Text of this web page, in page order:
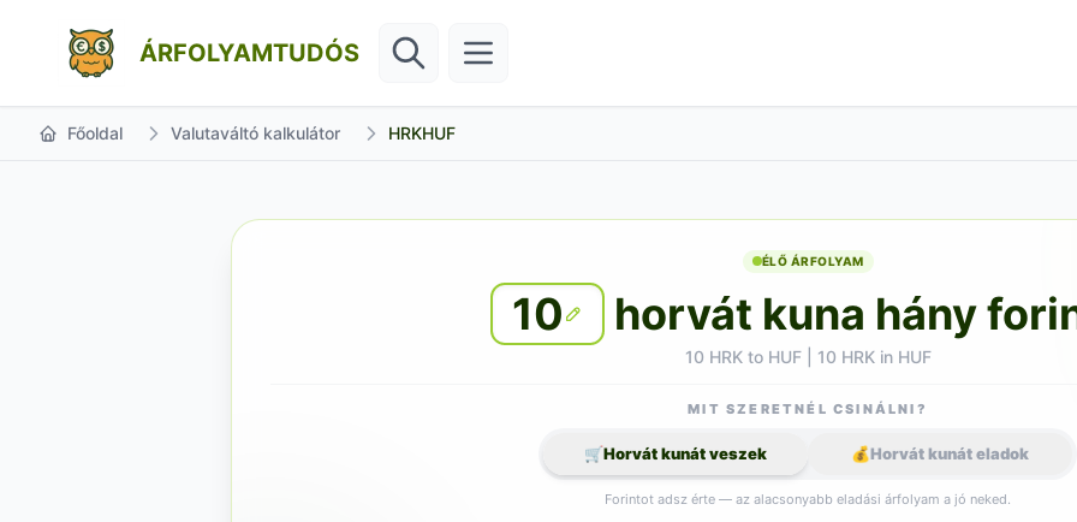
ÁRFOLYAMTUDÓS
Főoldal Valutaváltó kalkulátor HRKHUF
ÉLŐ ÁRFOLYAM
10 horvát kuna hány
10 HRK to HUF | 10 HRK in HUF
MIT SZERETNÉL CSINÁLNI?
🛒Horvát kunát veszek 💰Horvát kunát eladok
Forintot adsz érte — az alacsonyabb eladási árfolyam a jó neked.